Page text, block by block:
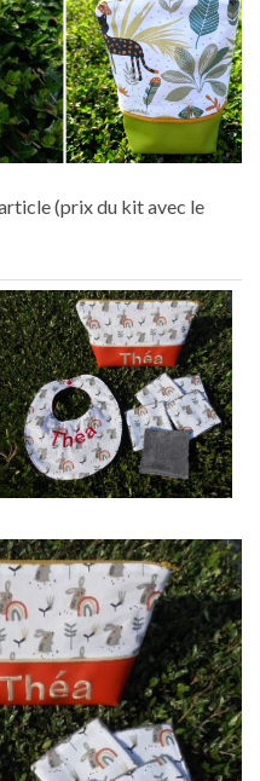
(prix du kit avec le